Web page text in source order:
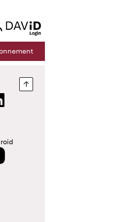
login
nnement
Nach oben springen